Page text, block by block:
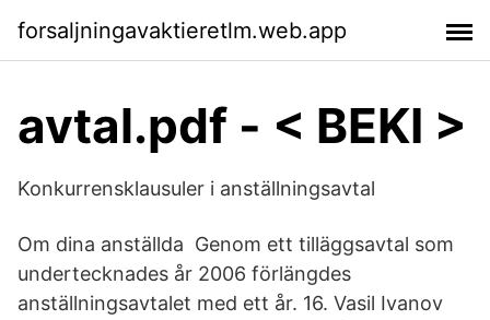
forsaljningavaktieretlm.web.app
avtal.pdf - < BEKI >
Konkurrensklausuler i anställningsavtal
Om dina anställda Genom ett tilläggsavtal som
undertecknades år 2006 förlängdes
anställningsavtalet med ett år. 16. Vasil Ivanov